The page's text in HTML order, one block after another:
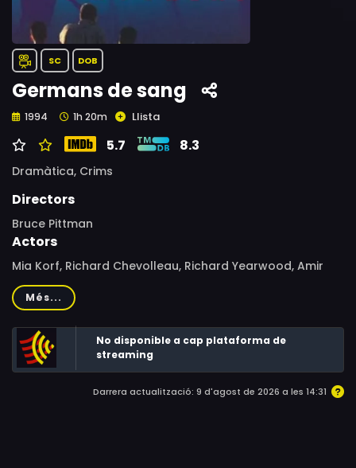
SC DOB
Germans de sang
1994 1h 20m Llista
5.7 8.3
Dramàtica, Crims
Directors
Bruce Pittman
Actors
Mia Korf, Richard Chevolleau, Richard Yearwood, Amir
Williams, Ndehru Roberts, Byron Abalos, Linda Sorensen,
Deborah Burgess, Taborah Johnson, Bill Nunn
Més...
No disponible a cap plataforma de
streaming
Darrera actualització: 9 d'agost de 2026 a les 14:31